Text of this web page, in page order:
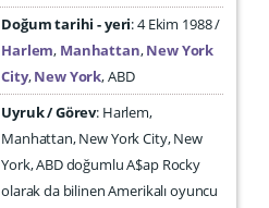
Doğum tarihi - yeri 4 Ekim 1988
Harlem, Manhattan,New York
City,New York,ABD
Uyruk / Görev: Harlem,
Manhattan, New York City, New
York, ABD doğumlu A$ap Rocky
olarak da bilinen Amerikalı oyuncu